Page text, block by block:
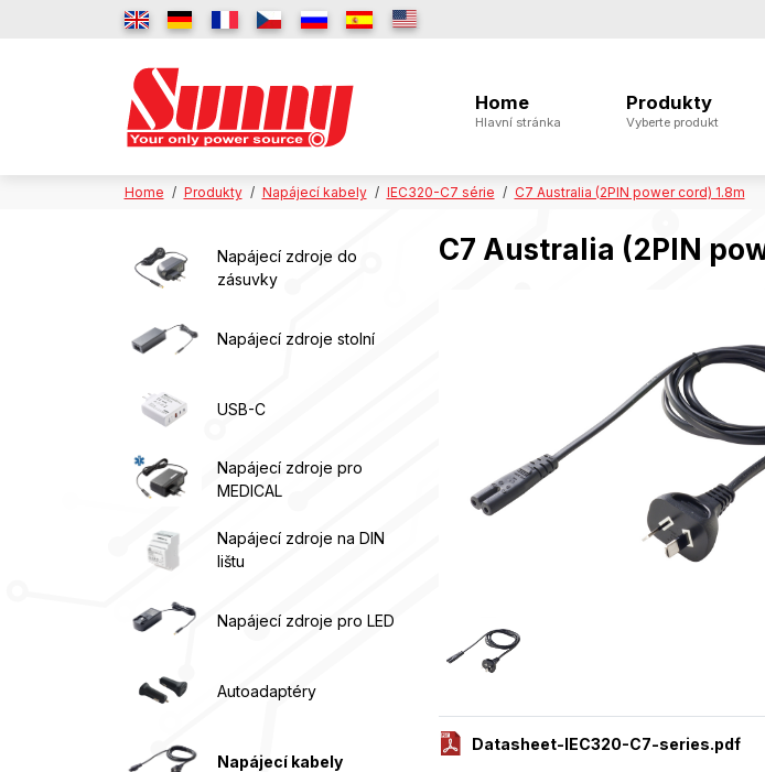
Home
Hlavní stránka
Produkty
Vyberte produkt
Home Produkty Napájecí kabely IEC320-C7 série C7 Australia (2PIN power cord) 1.8m
Napájecí zdroje do
zásuvky
Napájecí zdroje stolní
USB-C
Napájecí zdroje pro
MEDICAL
Napájecí zdroje na DIN
lištu
Napájecí zdroje pro LED
Autoadaptéry
Napájecí kabely
C7 Australia (2PIN
Datasheet-IEC320-C7-series.pdf